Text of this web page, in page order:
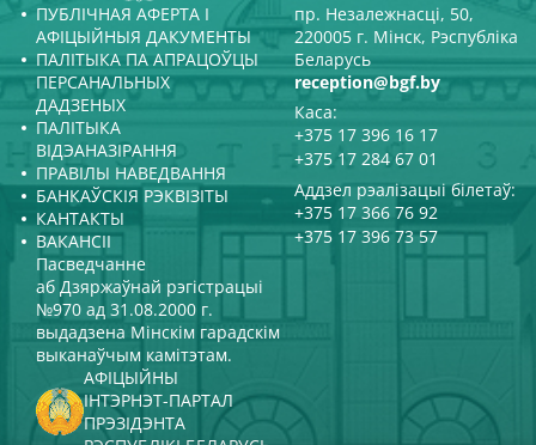
ПУБЛІЧНАЯ АФЕРТА І
АФІЦЫЙНЫЯ ДАКУМЕНТЫ
ПАЛІТЫКА ПА АПРАЦОЎЦЫ
ПЕРСАНАЛЬНЫХ
ДАДЗЕНЫХ
ПАЛІТЫКА
ВІДЭАНАЗІРАННЯ
ПРАВІЛЫ НАВЕДВАННЯ
БАНКАЎСКІЯ РЭКВІЗІТЫ
КАНТАКТЫ
ВАКАНСІІ
пр. Незалежнасці, 50,
220005 г. Мінск, Рэспубліка
Беларусь
reception@bgf.by
Каса:
+375 17 396 16 17
+375 17 284 67 01
Аддзел рэалізацыі білетаў:
+375 17 366 76 92
+375 17 396 73 57
Пасведчанне
аб Дзяржаўнай рэгістрацыі
№970 ад 31.08.2000 г.
выдадзена Мінскім гарадскім
выканаўчым камітэтам.
АФІЦЫЙНЫ
ІНТЭРНЭТ-ПАРТАЛ
ПРЭЗІДЭНТА